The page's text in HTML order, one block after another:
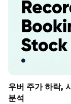
우버 주가 하락,
분석